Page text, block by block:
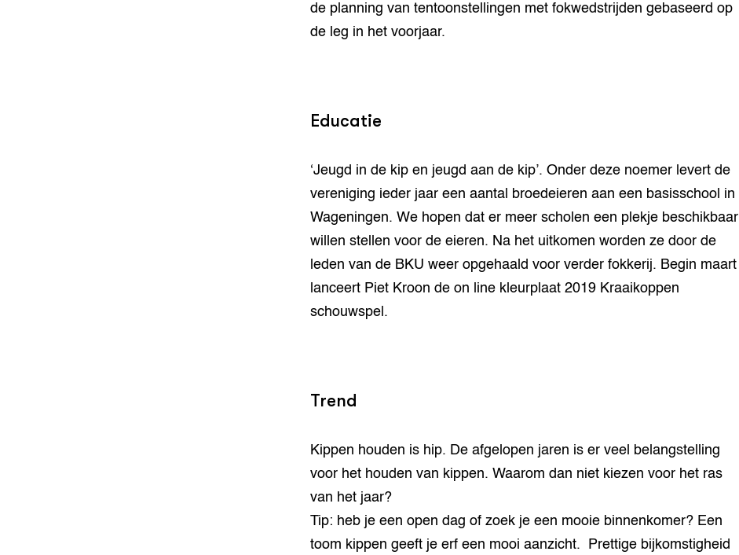
de planning van tentoonstellingen met fokwedstrijden gebaseerd op
de leg in het voorjaar.
Educatie
‘Jeugd in de kip en jeugd aan de kip’. Onder deze noemer levert de
vereniging ieder jaar een aantal broedeieren aan een basisschool in
Wageningen. We hopen dat er meer scholen een plekje beschikbaar
willen stellen voor de eieren. Na het uitkomen worden ze door de
leden van de BKU weer opgehaald voor verder fokkerij. Begin maart
lanceert Piet Kroon de on line kleurplaat 2019 Kraaikoppen
schouwspel.
Trend
Kippen houden is hip. De afgelopen jaren is er veel belangstelling
voor het houden van kippen. Waarom dan niet kiezen voor het ras
van het jaar?
Tip: heb je een open dag of zoek je een mooie binnenkomer? Een
toom kippen geeft je erf een mooi aanzicht. Prettige bijkomstigheid